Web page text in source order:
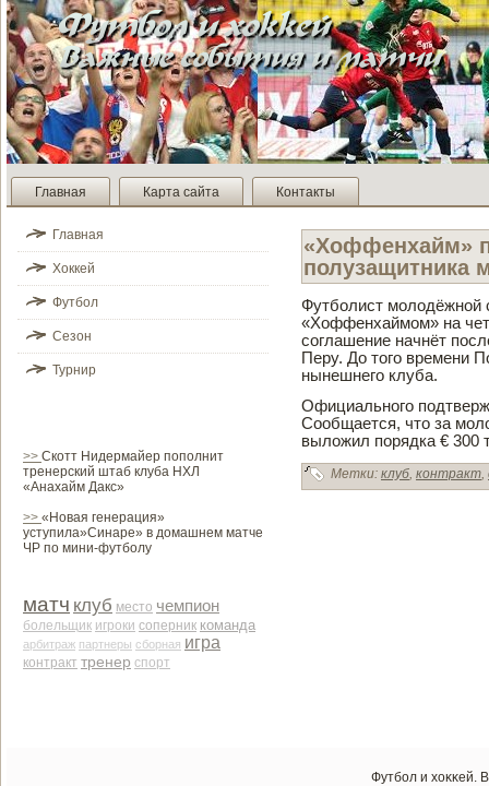
Главная Карта сайта Контакты
Главная
Хоккей
Футбол
Сезон
Турнир
>> Скотт Нидермайер пополнит
тренерский штаб клуба НХЛ
«Анахайм Дакс»
>> «Новая генерация»
уступила»Синаре» в домашнем матче
ЧР по мини-футболу
матч клуб место чемпион
болельщик игроки соперник команда
арби­траж партнеры сборная игра
контракт тренер спорт
«Хоффенхайм»
полузащитника
Футболист молодёжной
«Хоффенхаймом» на
соглашение начнёт
Перу. До того времени
нынешнего клуба.
Официального
Сообщается, что за
выложил порядка € 300
Метки: клуб, контракт,
Футбол и хоκκей.